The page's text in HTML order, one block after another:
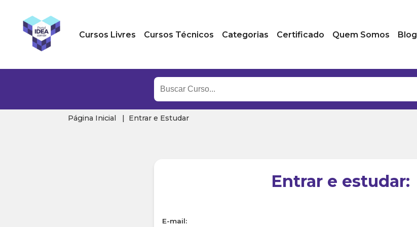
Cursos Livres Cursos Técnicos Categorias Certificado Quem Somos Blog
Página Inicial Entrar e Estudar
Entrar e estudar:
E-mail: